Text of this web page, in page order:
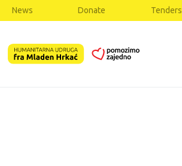
News Donate Tenders